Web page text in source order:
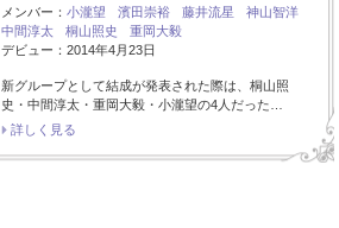
メンバー： 小瀧望 濱田崇裕 藤井流星
神山智洋
中間淳太
桐山照史
重岡大毅
デビュー：2014年4月23日
新グループとして結成が発表された際は、桐山照
史・中間淳太・重岡大毅・小瀧望の4人だった…
詳しく見る